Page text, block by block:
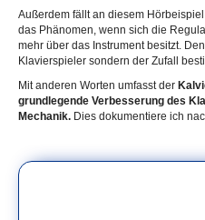
Außerdem fällt an diesem
das Phänomen, wenn sich die
mehr über das Instrument besitzt.
Klavierspieler sondern der Zufall
Mit anderen Worten umfasst der
grundlegende Verbesserung des
Mechanik. Dies dokumentiere ich